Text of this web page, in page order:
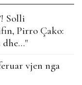
Solli
Pirro Çako:
dhe…"
vjen nga